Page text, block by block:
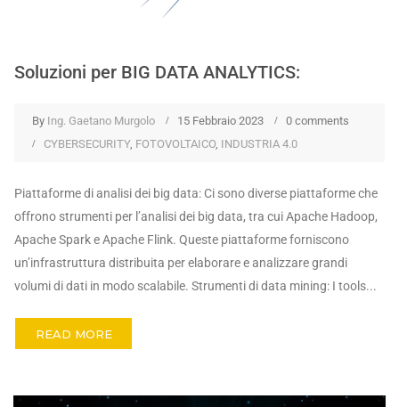
Soluzioni per BIG DATA ANALYTICS:
By Ing. Gaetano Murgolo 15 Febbraio 2023
0 comments
CYBERSECURITY, FOTOVOLTAICO INDUSTRIA 4.0
Piattaforme di analisi dei big data: Ci sono diverse piattaforme che
offrono strumenti per l’analisi dei big data, tra cui Apache Hadoop,
Apache Spark e Apache Flink. Queste piattaforme forniscono
un’infrastruttura distribuita per elaborare e analizzare grandi
volumi di dati in modo scalabile. Strumenti di data mining: I tools...
READ MORE